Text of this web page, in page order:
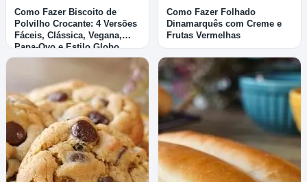
Como Fazer Biscoito de
Polvilho Crocante: 4 Versões
Fáceis, Clássica, Vegana,
Papa-Ovo e Estilo Globo
Como Fazer Folhado
Dinamarquês com Creme e
Frutas Vermelhas